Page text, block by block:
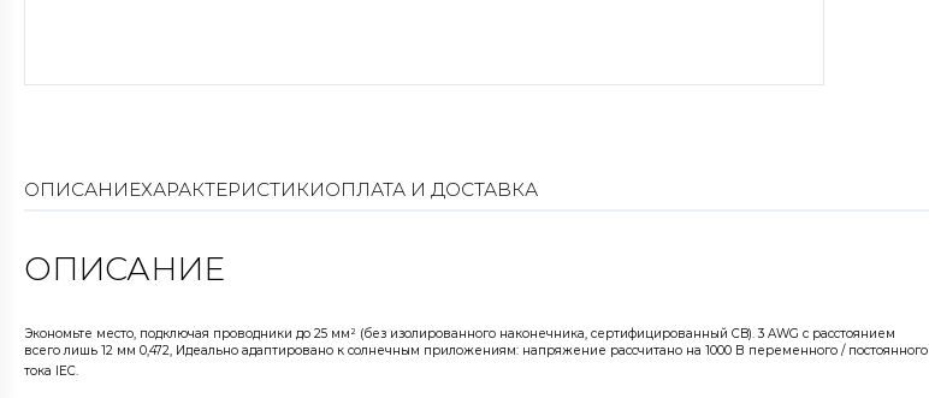
ОПИСАНИЕХАРАКТЕРИСТИКИОПЛАТА И ДОСТАВКА
ОПИСАНИЕ
Экономьте место, подключая проводники до 25 мм² (без изолированного наконечника, сертифицированный CB). 3 AWG с расстоянием
всего лишь 12 мм 0,472, Идеально адаптировано к солнечным приложениям: напряжение рассчитано на 1000 В переменного / постоянного
тока IEC.